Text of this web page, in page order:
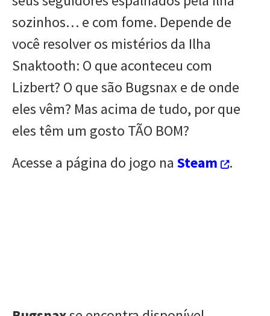
sozinhos… e com fome. Depende de
você resolver os mistérios da Ilha
Snaktooth: O que aconteceu com
Lizbert? O que são Bugsnax e de onde
eles vêm? Mas acima de tudo, por que
eles têm um gosto TÃO BOM?
Acesse a página do jogo na Steam .